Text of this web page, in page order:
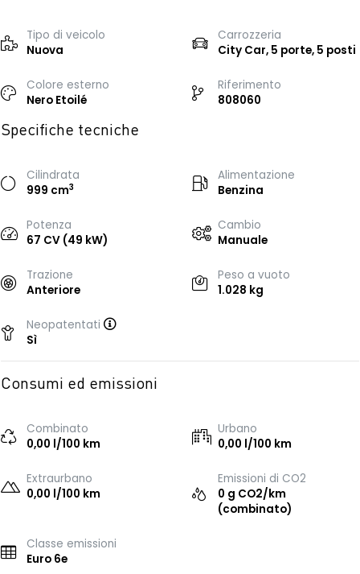
Tipo di veicolo
Nuova
Carrozzeria
City Car, 5 porte, 5 posti
Colore esterno
Nero Etoilé
Riferimento
808060
Specifiche tecniche
Cilindrata
999 cm3
Alimentazione
Benzina
Potenza
67 CV (49 kW)
Cambio
Manuale
Trazione
Anteriore
Peso a vuoto
1.028 kg
Neopatentati
Sì
Consumi ed emissioni
Combinato
0,00 l/100 km
Urbano
0,00 l/100 km
Extraurbano
0,00 l/100 km
Emissioni di CO2
0 g CO2/km
(combinato)
Classe emissioni
Euro 6e